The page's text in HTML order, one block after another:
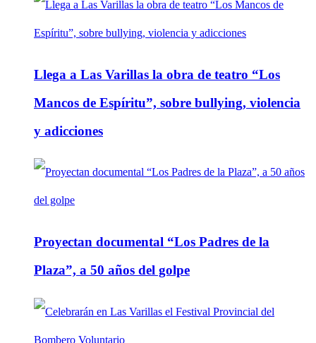
Llega a Las Varillas la obra de teatro “Los
Mancos de Espíritu”, sobre bullying, violencia
y adicciones
Proyectan documental “Los Padres de la
Plaza”, a 50 años del golpe